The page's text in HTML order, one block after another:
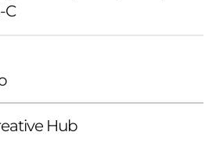
C
Hub